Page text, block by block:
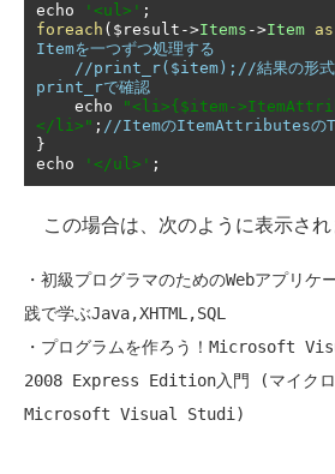
echo ' <ul> ' ;
foreach ( $result ->Items ->Item as
Itemを一つずつ処理する
//print_r($item);//結果の形式が
print_rで確認
    echo
" < li>{$item->
</ li> " ; //ItemのItemAttributesの
}
echo
' </ul> ' ;
この場合は、次のように表示され
・初級プログラマのためのWebアプリ
践で学ぶJava,XHTML,SQL
・プログラムを作ろう！Microsoft
2008 Express Edition入門 (マイクロ